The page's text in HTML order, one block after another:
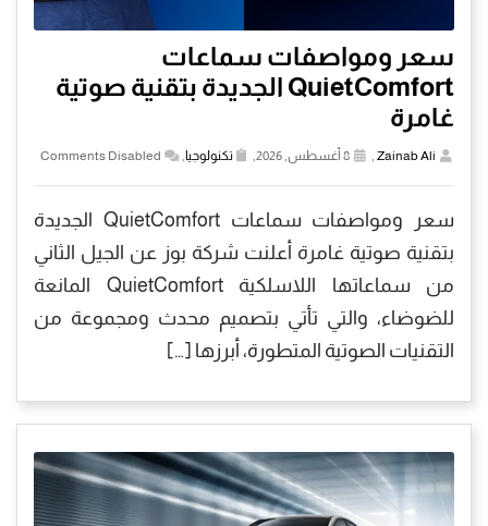
سعر ومواصفات سماعات
QuietComfort الجديدة بتقنية صوتية
غامرة
Zainab Ali
, تكنولوجيا,
Comments Disabled
سعر ومواصفات سماعات QuietComfort الجديدة
بتقنية صوتية غامرة أعلنت شركة بوز عن الجيل الثاني
من سماعاتها اللاسلكية QuietComfort المانعة
للضوضاء، والتي تأتي بتصميم محدث ومجموعة من
التقنيات الصوتية المتطورة، أبرزها […]